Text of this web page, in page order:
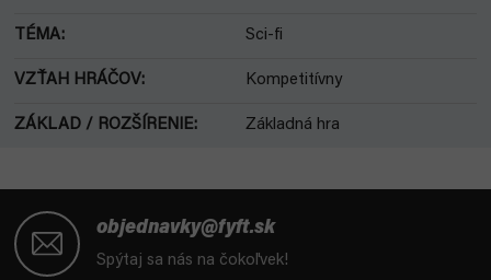
TÉMA: Sci-fi
VZŤAH HRÁČOV: Kompetitívny
ZÁKLAD / ROZŠÍRENIE: Základná hra
objednavky@fyft.sk
Spýtaj sa nás na čokoľvek!